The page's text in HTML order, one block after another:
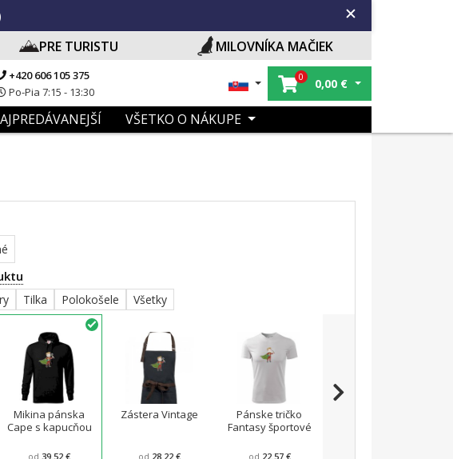
PRE TURISTU MILOVNÍKA MAČIEK
+420 606 105 375
Po-Pia 7:15 - 13:30
0 0,00 €
VŠETKO O NÁKUPE
Tilka Polokošele Všetky
Mikina pánska
Cape s kapucňou
od 39.52 €
Zástera Vintage
od 28.22 €
Pánske tričko
Fantasy športové
od 22.57 €